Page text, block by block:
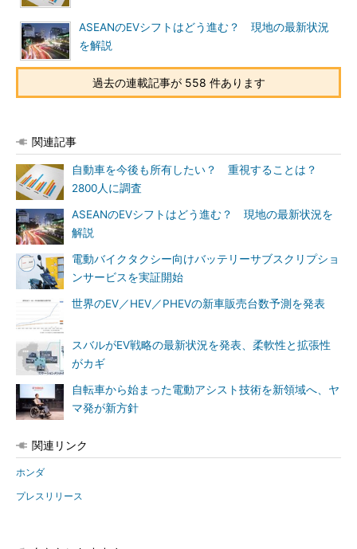
ASEANのEVシフトはどう進む？ 現地の最新状況
を解説
過去の連載記事が 558 件あります
関連記事
自動車を今後も所有したい？ 重視することは？
2800人に調査
ASEANのEVシフトはどう進む？ 現地の最新状況を
解説
電動バイクタクシー向けバッテリーサブスクリプショ
ンサービスを実証開始
世界のEV／HEV／PHEVの新車販売台数予測を発表
スバルがEV戦略の最新状況を発表、柔軟性と拡張性
がカギ
自転車から始まった電動アシスト技術を新領域へ、ヤ
マ発が新方針
関連リンク
ホンダ
プレスリリース